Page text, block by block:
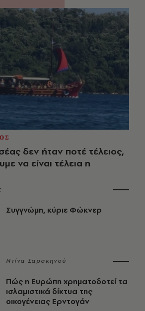
δεν ήταν ποτέ τέλειος,
να είναι τέλεια η
Συγγνώμη, κύριε Φώκνερ
Ντίνα Σαρακηνού
Πώς η Ευρώπη χρηματοδοτεί τα
ισλαμιστικά δίκτυα της
οικογένειας Ερντογάν